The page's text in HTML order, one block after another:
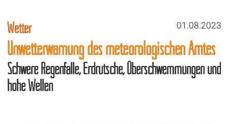
01.08.2023
Wetter
Unwetterwarnung des meteorologischen Amtes
Schwere Regenfälle, Erdrutsche, Überschwemmungen und
hohe Wellen